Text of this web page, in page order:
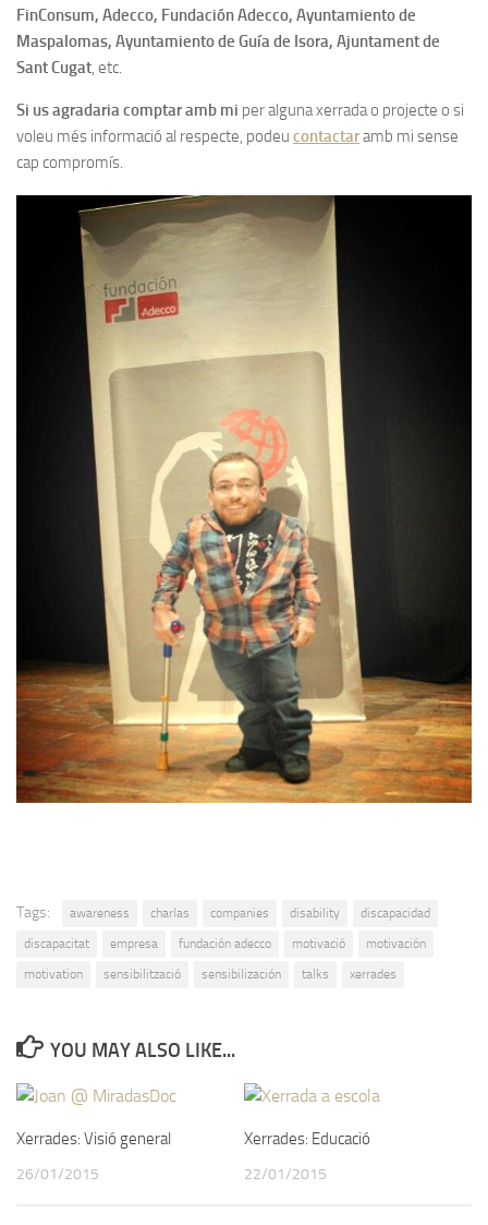
FinConsum, Adecco, Fundación Adecco, Ayuntamiento de
Maspalomas, Ayuntamiento de Guía de Isora, Ajuntament de
Sant Cugat, etc.
Si us agradaria comptar amb mi per alguna xerrada o projecte o si
voleu més informació al respecte, podeu contactaramb mi sense
cap compromís.
Tags: awareness charlas companies disability
discapacidad
discapacitat
empresa fundación adecco motivació
motivación
motivation
sensibilització sensibilización talks xerrades
YOU MAY ALSO LIKE...
Xerrades: Visió general
26/01/2015
Xerrades: Educació
22/01/2015